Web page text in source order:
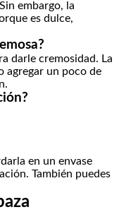
embargo, la
es dulce,
darle cremosidad. La
agregar un poco de
en un envase
También puedes